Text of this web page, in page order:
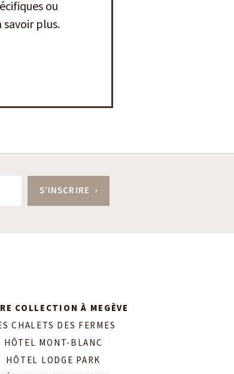
ou
plus.
COLLECTION À MEGÈVE
CHALETS DES FERMES
HÔTEL MONT-BLANC
HÔTEL LODGE PARK